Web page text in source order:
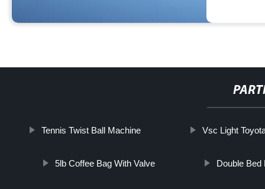
Tennis Twist Ball Machine Vsc Light
5lb Coffee Bag With Valve Double Bed